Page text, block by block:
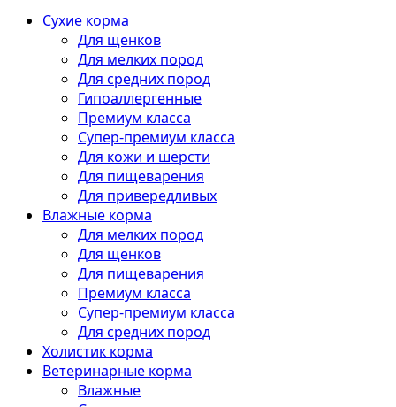
Сухие корма
Для щенков
Для мелких пород
Для средних пород
Гипоаллергенные
Премиум класса
Супер-премиум класса
Для кожи и шерсти
Для пищеварения
Для привередливых
Влажные корма
Для мелких пород
Для щенков
Для пищеварения
Премиум класса
Супер-премиум класса
Для средних пород
Холистик корма
Ветеринарные корма
Влажные